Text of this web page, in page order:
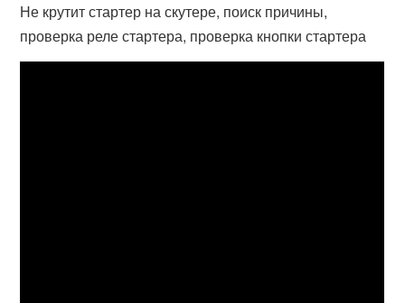
Не крутит стартер на скутере, поиск причины,
проверка реле стартера, проверка кнопки стартера